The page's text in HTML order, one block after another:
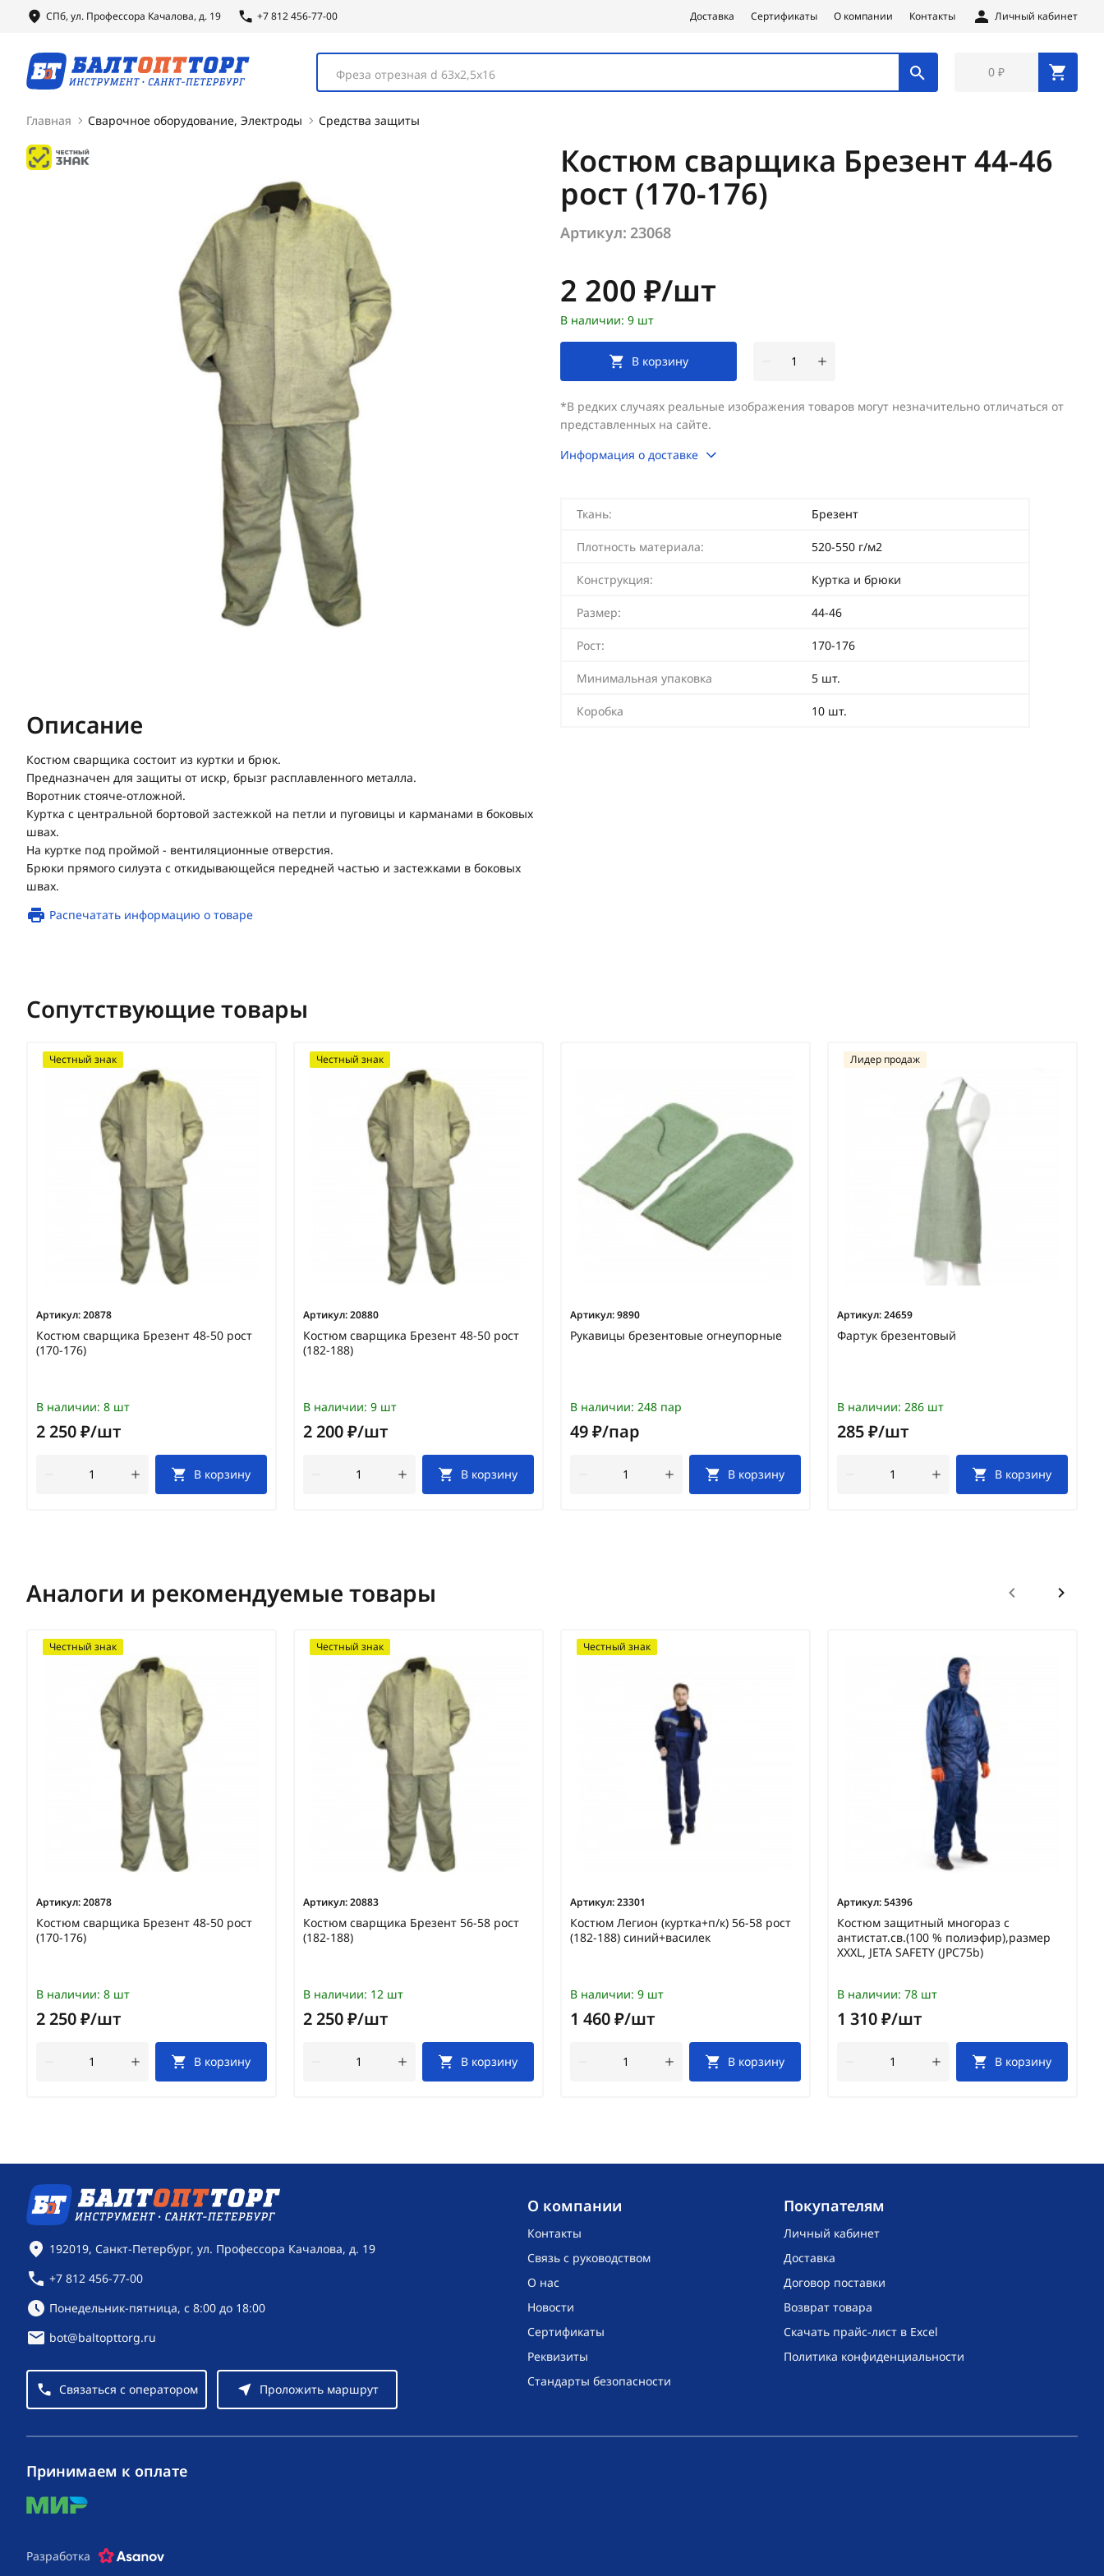
СПб, ул. Профессора Качалова, д. 19 +7 812 456-77-00 Доставка Сертификаты О компании Контакты Личный кабинет
Фреза отрезная d 63х2,5х16 0 ₽
Главная Сварочное оборудование, Электроды Средства защиты
Костюм сварщика Брезент 44-46
рост (170-176)
Артикул: 23068
Цена:
2 200 ₽/шт
В наличии: 9 шт
В корзину
*В редких случаях реальные изображения товаров могут незначительно отличаться от
представленных на сайте.
Информация о доставке
Ткань: Брезент
Плотность материала: 520-550 г/м2
Конструкция: Куртка и брюки
Размер: 44-46
Рост: 170-176
Минимальная упаковка 5 шт.
Коробка 10 шт.
Описание
Костюм сварщика состоит из куртки и брюк.
Предназначен для защиты от искр, брызг расплавленного металла.
Воротник стояче-отложной.
Куртка с центральной бортовой застежкой на петли и пуговицы и карманами в боковых
швах.
На куртке под проймой - вентиляционные отверстия.
Брюки прямого силуэта с откидывающейся передней частью и застежками в боковых
швах.
Распечатать информацию о товаре
Сопутствующие товары
Артикул:20878
Костюм сварщика Брезент 48-50 рост
(170-176)
Честный знак
В наличии: 8 шт
2 250 ₽/шт
В корзину
Артикул:20880
Костюм сварщика Брезент 48-50 рост
(182-188)
Честный знак
В наличии: 9 шт
2 200 ₽/шт
В корзину
Артикул:9890
Рукавицы брезентовые огнеупорные
В наличии: 248 пар
49 ₽/пар
В корзину
Артикул:24659
Фартук брезентовый
Лидер продаж
В наличии: 286 шт
285 ₽/шт
В корзину
Аналоги и рекомендуемые товары
Артикул:20878
Костюм сварщика Брезент 48-50 рост
(170-176)
Честный знак
В наличии: 8 шт
2 250 ₽/шт
В корзину
Артикул:20883
Костюм сварщика Брезент 56-58 рост
(182-188)
Честный знак
В наличии: 12 шт
2 250 ₽/шт
В корзину
Артикул:23301
Костюм Легион (куртка+п/к) 56-58 рост
(182-188) синий+василек
Честный знак
В наличии: 9 шт
1 460 ₽/шт
В корзину
Артикул:54396
Костюм защитный многораз с
антистат.св.(100 % полиэфир),размер
XXXL, JETA SAFETY (JPC75b)
В наличии: 78 шт
1 310 ₽/шт
В корзину
O компании
Контакты
Связь с руководством
О нас
Новости
Сертификаты
Реквизиты
Стандарты безопасности
Покупателям
Личный кабинет
Доставка
Договор поставки
Возврат товара
Скачать прайс-лист в Excel
Политика конфиденциальности
Контактная информация
192019, Санкт-Петербург, ул. Профессора Качалова, д. 19
+7 812 456-77-00
Режим работы:
Понедельник-пятница, с 8:00 до 18:00
bot@baltopttorg.ru
Связаться с оператором Проложить маршрут
Принимаем к оплате
mir
Разработка